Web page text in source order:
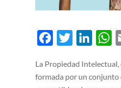
Facebook
La Propiedad
formada por un conjunto